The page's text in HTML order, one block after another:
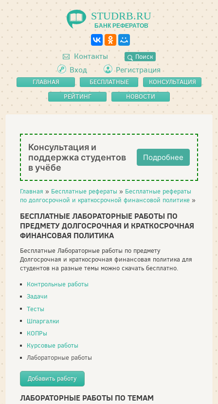
STUDRB.RU
БАНК РЕФЕРАТОВ
Контакты Поиск
Вход Регистрация
ГЛАВНАЯ
БЕСПЛАТНЫЕ
РЕФЕРАТЫ
КОНСУЛЬТАЦИЯ
РЕЙТИНГ
НОВОСТИ
Консультация и
поддержка студентов
в учёбе
Подробнее
Главная » Бесплатные рефераты » Бесплатные рефераты
по долгосрочной и краткосрочной финансовой политике »
БЕСПЛАТНЫЕ ЛАБОРАТОРНЫЕ РАБОТЫ ПО
ПРЕДМЕТУ ДОЛГОСРОЧНАЯ И КРАТКОСРОЧНАЯ
ФИНАНСОВАЯ ПОЛИТИКА
Бесплатные Лабораторные работы по предмету
Долгосрочная и краткосрочная финансовая политика для
студентов на разные темы можно скачать бесплатно.
Контрольные работы
Задачи
Тесты
Шпаргалки
КОПРы
Курсовые работы
Лабораторные работы
Добавить работу
ЛАБОРАТОРНЫЕ РАБОТЫ ПО ТЕМАМ